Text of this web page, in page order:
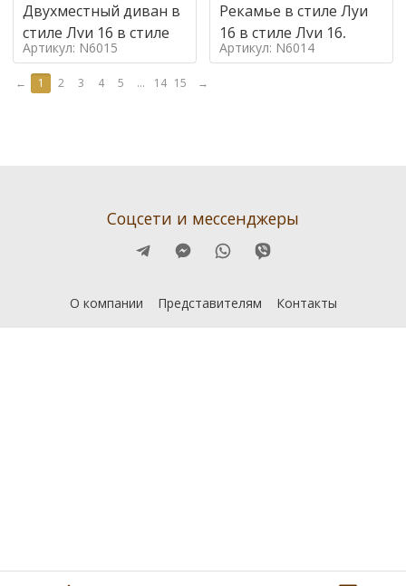
Двухместный диван в
стиле Луи 16 в стиле
Артикул: N6015
Рекамье в стиле Луи
16 в стиле Луи 16,
Артикул: N6014
← 1 2 3 4 5 ... 14 15 →
Соцсети и мессенджеры
О компании Представителям Контакты